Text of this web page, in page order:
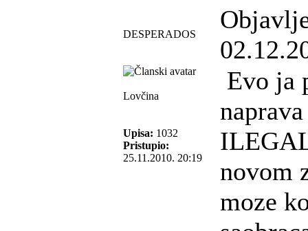
DESPERADOS
Lovčina
Upisa: 1032
Pristupio:
25.11.2010. 20:19
Evo ja
novom
moze